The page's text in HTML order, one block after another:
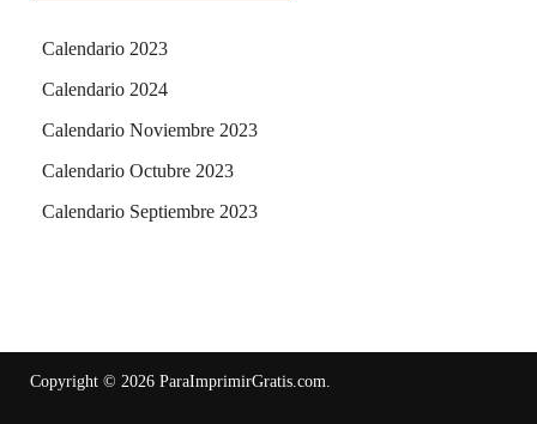
Calendario 2023
Calendario 2024
Calendario Noviembre 2023
Calendario Octubre 2023
Calendario Septiembre 2023
Copyright © 2026 ParaImprimirGratis.com.